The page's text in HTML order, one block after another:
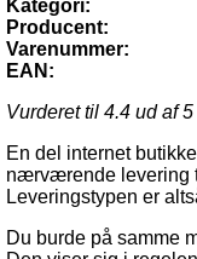
Kategori:
Producent:
Varenummer:
EAN:
Vurderet til 4.4 ud af
En del internet
nærværende levering
Leveringstypen er
Du burde på samme